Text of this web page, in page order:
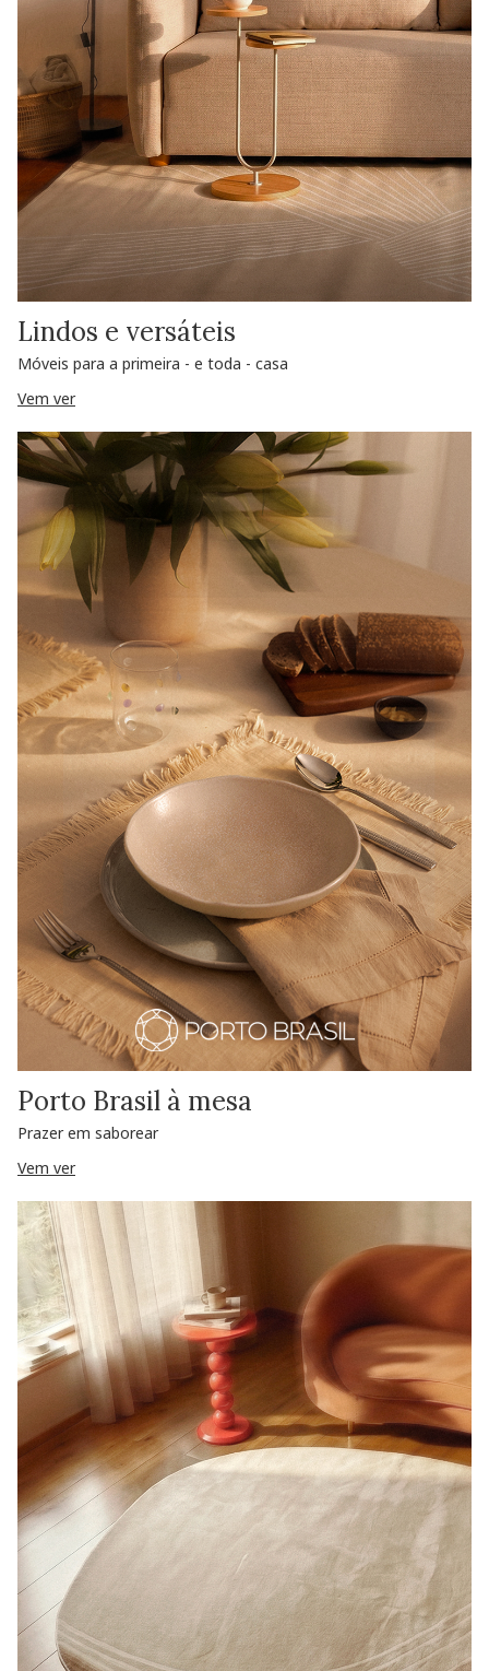
Lindos e versáteis
Móveis para a primeira - e toda - casa
Vem ver
Porto Brasil à mesa
Prazer em saborear
Vem ver